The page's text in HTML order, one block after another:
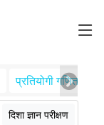
प्रतियोगी गणित
दिशा ज्ञान परीक्षण